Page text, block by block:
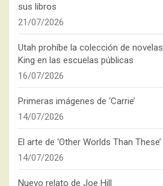
sus libros
21/07/2026
Utah prohíbe la colección de
King en las escuelas públicas
16/07/2026
Primeras imágenes de ‘Carrie’
14/07/2026
El arte de ‘Other Worlds Than These’
14/07/2026
Nuevo relato de Joe Hill